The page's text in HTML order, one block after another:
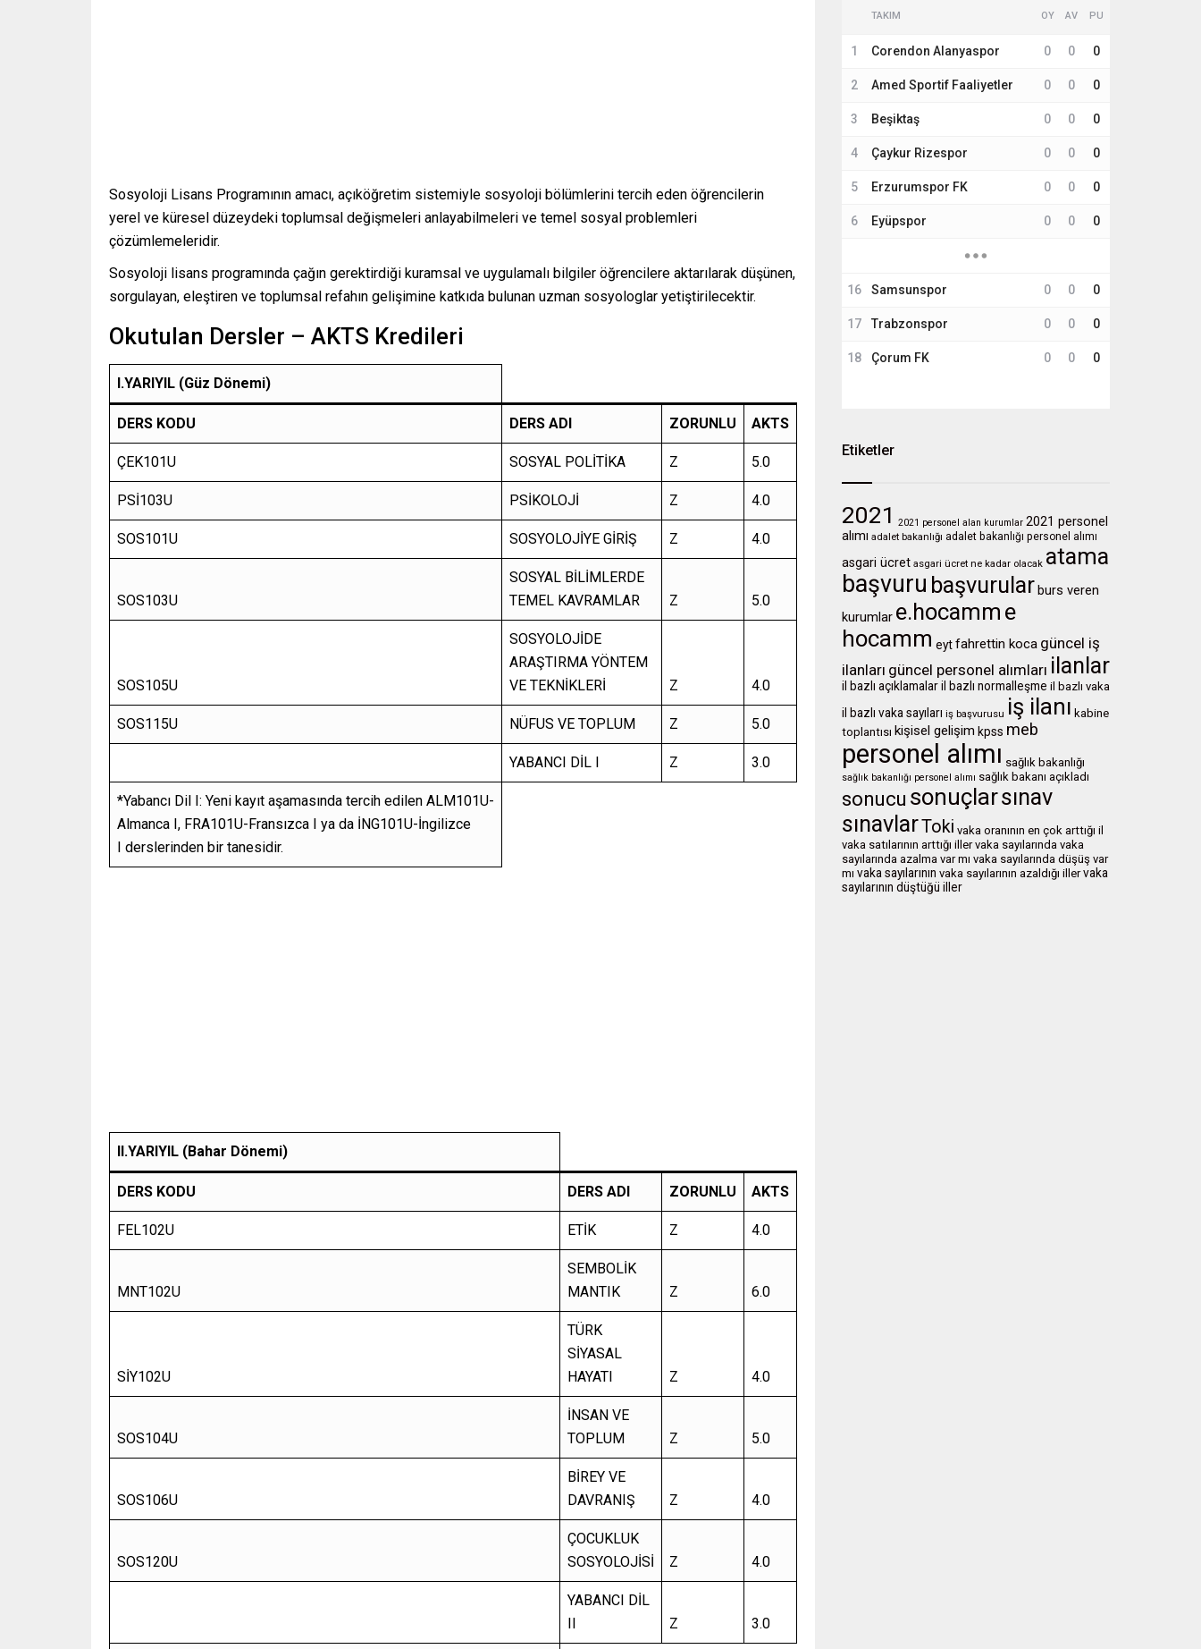
Sosyoloji Lisans Programının amacı, açıköğretim sistemiyle sosyoloji bölümlerini tercih eden öğrencilerin
yerel ve küresel düzeydeki toplumsal değişmeleri anlayabilmeleri ve temel sosyal problemleri
çözümlemeleridir.
Sosyoloji lisans programında çağın gerektirdiği kuramsal ve uygulamalı bilgiler öğrencilere aktarılarak düşünen,
sorgulayan, eleştiren ve toplumsal refahın gelişimine katkıda bulunan uzman sosyologlar yetiştirilecektir​.
Okutulan Dersler – AKTS Kredileri
I.YARIYIL (Güz Dönemi)
DERS KODU DERS ADI ZORUNLU AKTS
ÇEK101U SOSYAL POLİTİKA Z 5.0
PSİ103U PSİKOLOJİ Z 4.0
SOS101U SOSYOLOJİYE GİRİŞ Z 4.0
SOS103U
SOSYAL BİLİMLERDE
TEMEL KAVRAMLAR
Z 5.0
SOS105U
SOSYOLOJİDE
ARAŞTIRMA YÖNTEM
VE TEKNİKLERİ
Z 4.0
SOS115U NÜFUS VE TOPLUM Z 5.0
YABANCI DİL I Z 3.0
*Yabancı Dil I: Yeni kayıt aşamasında tercih edilen ALM101U-
Almanca I, FRA101U-Fransızca I ya da İNG101U-İngilizce
I derslerinden bir tanesidir.
II.YARIYIL (Bahar Dönemi)
DERS KODU DERS ADI ZORUNLU AKTS
FEL102U ETİK Z 4.0
MNT102U
SEMBOLİK
MANTIK
Z 6.0
SİY102U
TÜRK
SİYASAL
HAYATI
Z 4.0
SOS104U
İNSAN VE
TOPLUM
Z 5.0
SOS106U
BİREY VE
DAVRANIŞ
Z 4.0
SOS120U
ÇOCUKLUK
SOSYOLOJİSİ
Z 4.0
YABANCI DİL
II
Z 3.0
TAKIM OY AV PU
1 Corendon Alanyaspor 0 0 0
2 Amed Sportif Faaliyetler 0 0 0
3 Beşiktaş 0 0 0
4 Çaykur Rizespor 0 0 0
5 Erzurumspor FK 0 0 0
6 Eyüpspor 0 0 0
16 Samsunspor 0 0 0
17 Trabzonspor 0 0 0
18 Çorum FK 0 0 0
Etiketler
2021 2021 personel alan kurumlar 2021 personel
alımı adalet bakanlığı adalet bakanlığı personel alımı
asgari ücret asgari ücret ne kadar olacak atama
başvuru başvurularburs veren
kurumlar e.hocamm e
hocamm eytfahrettin koca güncel iş
ilanları güncel personel alımları ilanlar
il bazlı açıklamalaril bazlı normalleşme il bazlı vaka
il bazlı vaka sayıları iş başvurusu iş ilanı kabine
toplantısı kişisel gelişim kpss meb
personel alımı sağlık bakanlığı
sağlık bakanlığı personel alımı sağlık bakanı açıkladı
sonucu sonuçlarsınav
sınavlarToki vaka oranının en çok arttığı il
vaka satılarının arttığı iller vaka sayılarında vaka
sayılarında azalma var mı vaka sayılarında düşüş var
mı vaka sayılarının vaka sayılarının azaldığı iller vaka
sayılarının düştüğü iller